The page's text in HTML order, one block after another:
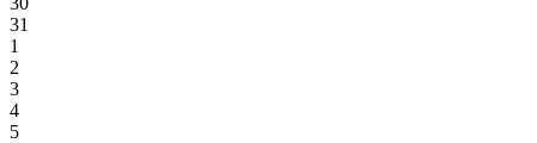
31
1
2
3
4
5